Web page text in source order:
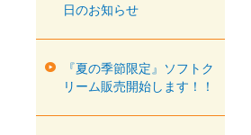
日のお知らせ
『夏の季節限定』ソフトク
リーム販売開始します！！